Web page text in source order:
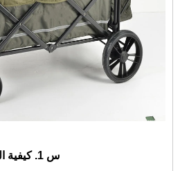
س 1. كيفية الحصول على هذا